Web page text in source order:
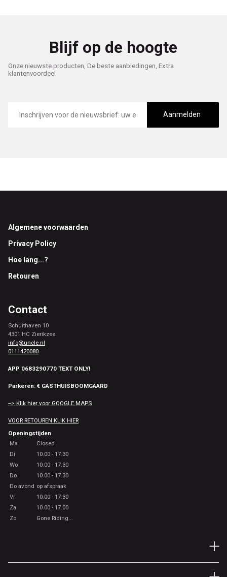
Blijf op de hoogte
Onze nieuwste producten, De beste aanbiedingen, Extra
klantenvoordeel
mailadres
Aanmelden
Footer
Algemene voorwaarden
Privacy Policy
Hoe lang...?
Retouren
Contact
Schuithaven 10
4301 HC Zierikzee
info@uncle.nl
0111420080
APP 0683290770 TEXT ONLY!
Parkeren: € GASTHUISBOOMGAARD
--> Klik hier voor GOOGLE MAPS
VOOR RETOUREN KLIK HIER
Openingstijden
Ma
Closed
Di
10.00 - 17.30
Wo
10.00 - 17.30
Do
10.00 - 17.30
Do avond op afspraak
Vr
10.00 - 17.30
Za
10.00 - 17.00
Zo
Gone Riding...